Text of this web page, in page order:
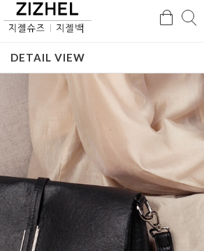
검
DETAIL VIEW